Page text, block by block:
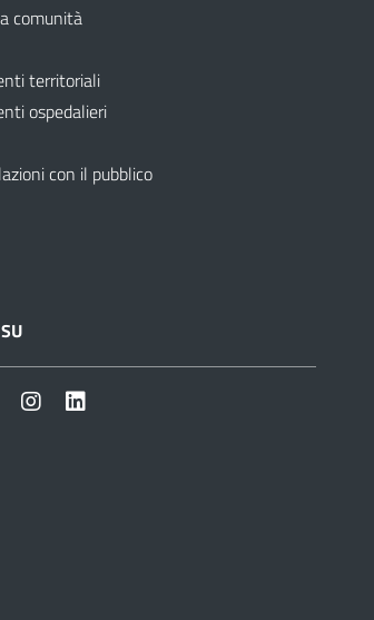
comunità
territoriali
ospedalieri
con il pubblico